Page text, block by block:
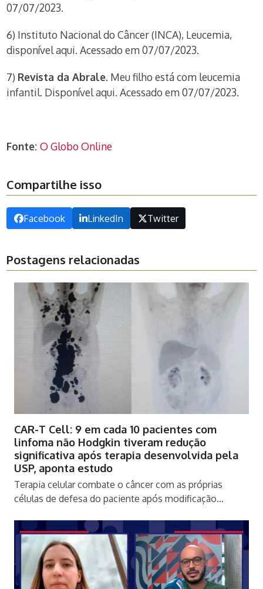
07/07/2023.
6) Instituto Nacional do Câncer (INCA), Leucemia,
disponível aqui. Acessado em 07/07/2023.
7) Revista da Abrale. Meu filho está com leucemia
infantil. Disponível aqui. Acessado em 07/07/2023.
Fonte:O Globo Online
Compartilhe isso
Facebook LinkedIn Twitter
Postagens relacionadas
CAR-T Cell: 9 em cada 10 pacientes com
linfoma não Hodgkin tiveram redução
significativa após terapia desenvolvida pela
USP, aponta estudo
Terapia celular combate o câncer com as próprias
células de defesa do paciente após modificação…